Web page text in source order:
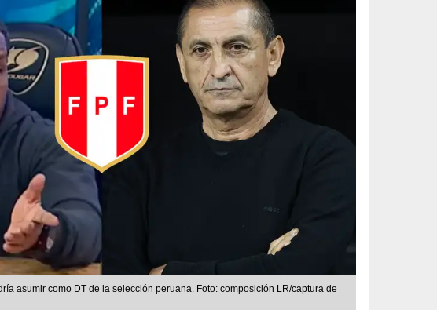
asumir como DT de la selección peruana. Foto: composición LR/captura de